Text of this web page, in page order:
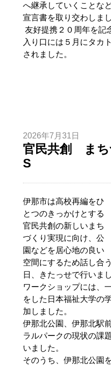
へ継承していくことな
宣言書を取り交わしまし
友好提携２０周年を記
入り口には５月にタカ
されました。
2026年7月31日
官民共創 まち
S
伊那市は高校再編をひ
とつのきっかけとする
官民共創の新しいまち
づくり実現に向け、公
園などを居心地の良い
空間にするため話し合
日、きたっせで行いまし
ワークショップには、
をした日本福祉大学の
加しました。
伊那北公園、伊那北駅
ラルパークの現状の課
いました。
そのうち、伊那北公園